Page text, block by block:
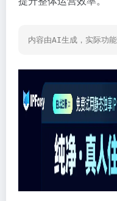
内容由AI生成，实际功